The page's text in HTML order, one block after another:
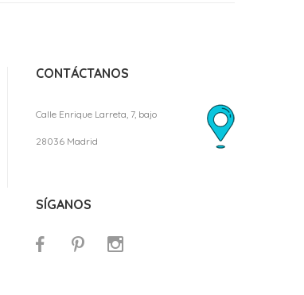
CONTÁCTANOS
Calle Enrique Larreta, 7, bajo
28036 Madrid
SÍGANOS